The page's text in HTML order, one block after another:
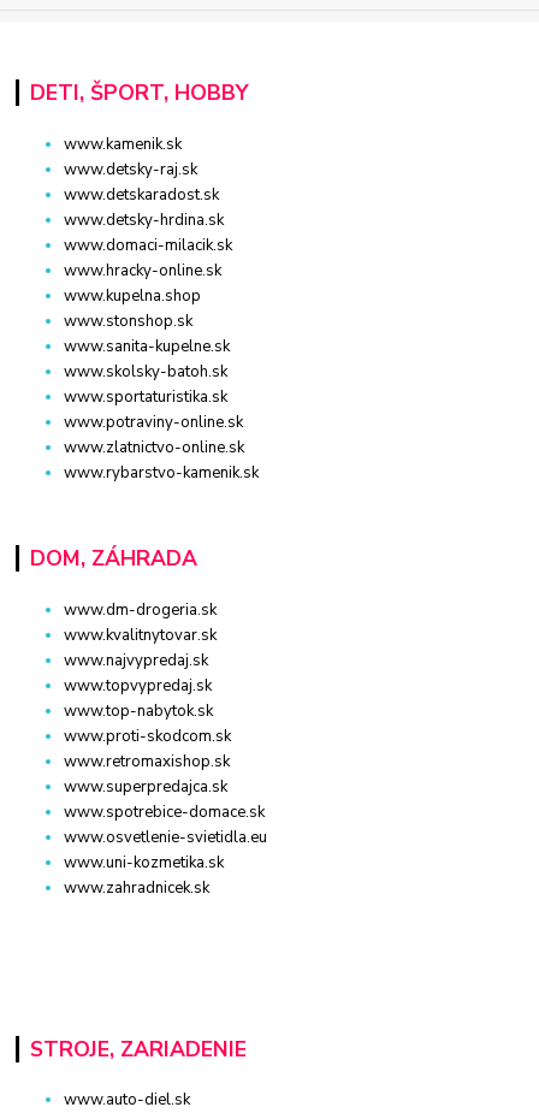
DETI, ŠPORT, HOBBY
www.kamenik.sk
www.detsky-raj.sk
www.detskaradost.sk
www.detsky-hrdina.sk
www.domaci-milacik.sk
www.hracky-online.sk
www.kupelna.shop
www.stonshop.sk
www.sanita-kupelne.sk
www.skolsky-batoh.sk
www.sportaturistika.sk
www.potraviny-online.sk
www.zlatnictvo-online.sk
www.rybarstvo-kamenik.sk
DOM, ZÁHRADA
www.dm-drogeria.sk
www.kvalitnytovar.sk
www.najvypredaj.sk
www.topvypredaj.sk
www.top-nabytok.sk
www.proti-skodcom.sk
www.retromaxishop.sk
www.superpredajca.sk
www.spotrebice-domace.sk
www.osvetlenie-svietidla.eu
www.uni-kozmetika.sk
www.zahradnicek.sk
STROJE, ZARIADENIE
www.auto-diel.sk